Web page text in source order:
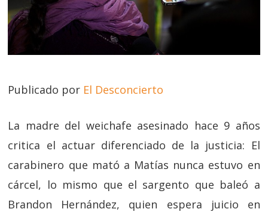
Publicado por El Desconcierto
La madre del weichafe asesinado hace 9 años
critica el actuar diferenciado de la justicia: El
carabinero que mató a Matías nunca estuvo en
cárcel, lo mismo que el sargento que baleó a
Brandon Hernández, quien espera juicio en